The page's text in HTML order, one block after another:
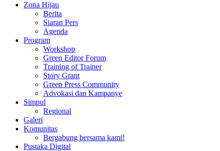
navigation
Zona Hijau
Berita
Siaran Pers
Agenda
Program
Workshop
Green Editor Forum
Training of Trainer
Story Grant
Green Press Community
Advokasi dan Kampanye
Simpul
Regional
Galeri
Komunitas
Bergabung bersama kami!
Pustaka Digital